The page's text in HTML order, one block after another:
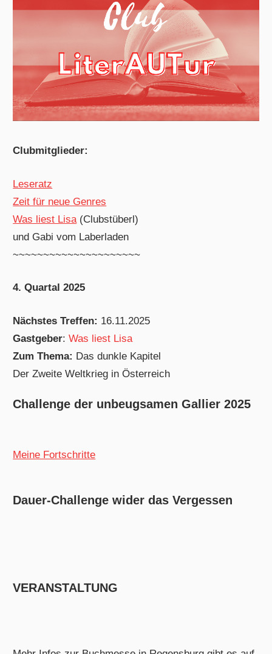
Clubmitglieder:
Leseratz
Zeit für neue Genres
Was liest Lisa(Clubstüberl)
und Gabi vom Laberladen
~~~~~~~~~~~~~~~~~~~~~
4. Quartal 2025
Nächstes Treffen: 16.11.2025
Gastgeber:Was liest Lisa
Zum Thema: Das dunkle Kapitel
Der Zweite Weltkrieg in Österreich
Challenge der unbeugsamen Gallier 2025
Meine Fortschritte
Dauer-Challenge wider das Vergessen
VERANSTALTUNG